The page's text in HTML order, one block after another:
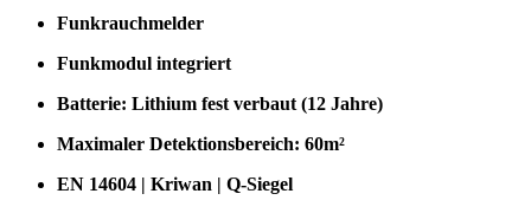
Funkrauchmelder
Funkmodul integriert
Batterie: Lithium fest verbaut (12 Jahre)
Maximaler Detektionsbereich: 60m²
EN 14604 | Kriwan | Q-Siegel